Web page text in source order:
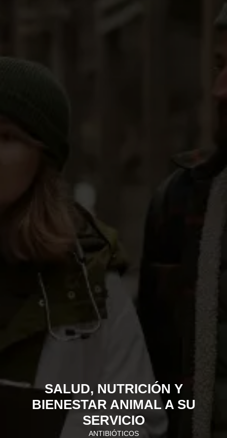
SALUD, NUTRICIÓN Y
BIENESTAR ANIMAL A SU
SERVICIO
ANTIBIÓTICOS